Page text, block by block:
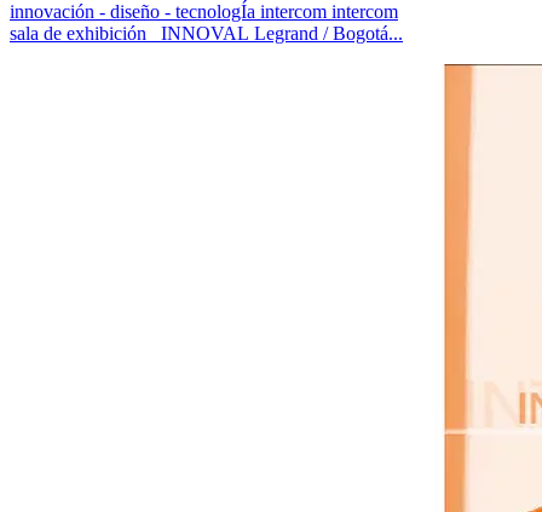
innovación - diseño - tecnologÍa intercom intercom
sala de exhibición INNOVAL Legrand / Bogotá...